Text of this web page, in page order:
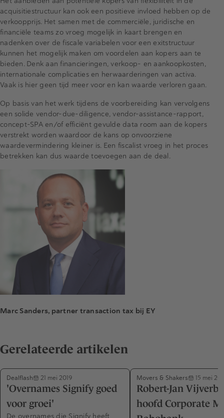
acquisitiestructuur kan ook een positieve invloed hebben op de
verkoopprijs. Het samen met de commerciële, juridische en
financiële teams zo vroeg mogelijk in kaart brengen en
nadenken over de fiscale variabelen voor een exitstructuur
kunnen het mogelijk maken om voordelen aan kopers aan te
bieden. Denk aan financieringen, verkoop- en aankoopkosten,
internationale complicaties en herwaarderingen van activa.
Vaak is hier geen tijd meer voor en kan waarde verloren gaan.
Op basis van het werk tijdens de voorbereiding kan vervolgens
een solide vendor-due-diligence, vendor-assistance-rapport,
concept-SPA en/of efficiënt gevulde data room aan de kopers
verstrekt worden waardoor de kans op onvoorziene
waardevermindering kleiner is. Een fiscalist vroeg in het proces
betrekken kan dus waarde toevoegen aan de deal.
Marc Sanders, partner transaction tax bij EY
Gerelateerde artikelen
Dealflash 21 mei 2019
'Overnames Signify goed
voor groei'
De overnames die Signify heeft
Movers & Shakers 15 mei
Robert-Jan
hoofd Corporate